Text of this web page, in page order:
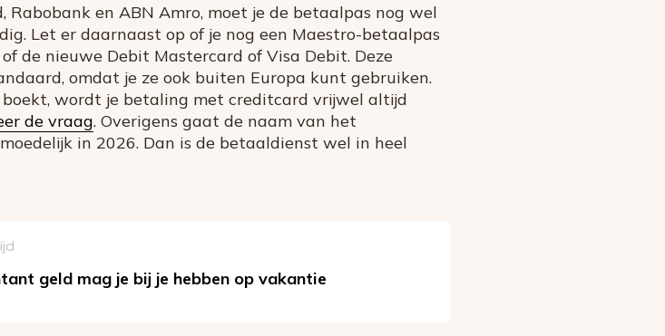
en ABN Amro, moet je de betaalpas nog wel
Let er daarnaast op of je nog een Maestro-betaalpas
de nieuwe Debit Mastercard of Visa Debit. Deze
omdat je ze ook buiten Europa kunt gebruiken.
wordt je betaling met creditcard vrijwel altijd
de vraag. Overigens gaat de naam van het
in 2026. Dan is de betaaldienst wel in heel
geld mag je bij je hebben op vakantie